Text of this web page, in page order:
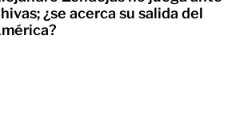
¿se acerca su salida del